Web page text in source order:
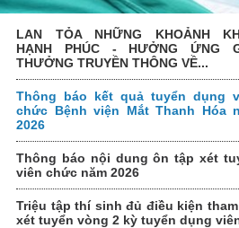
LAN TỎA NHỮNG KHOẢNH
HẠNH PHÚC - HƯỞNG ỨNG
THƯỞNG TRUYỀN THÔNG VỀ...
Thông báo kết quả tuyển dụng
chức Bệnh viện Mắt Thanh Hóa
2026
Thông báo nội dung ôn tập xét
viên chức năm 2026
Triệu tập thí sinh đủ điều kiện
xét tuyển vòng 2 kỳ tuyển dụng